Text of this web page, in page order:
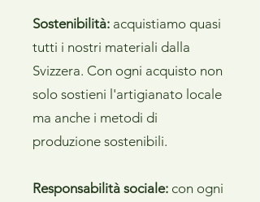
Sostenibilità: acquistiamo quasi
tutti i nostri materiali dalla
Svizzera. Con ogni acquisto non
solo sostieni l'artigianato locale
ma anche i metodi di
produzione sostenibili.
Responsabilità sociale: con ogni